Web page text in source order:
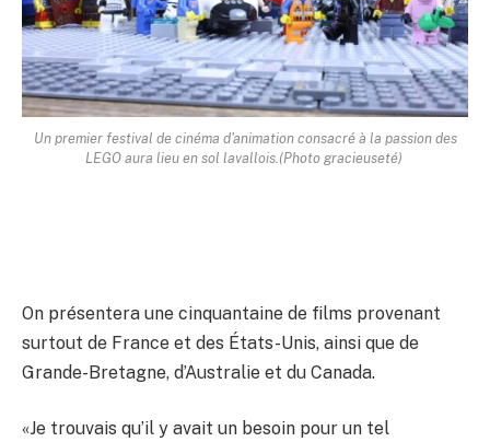
Un premier festival de cinéma d'animation consacré à la passion des
LEGO aura lieu en sol lavallois. (Photo gracieuseté)
On présentera une cinquantaine de films provenant
surtout de France et des États-Unis, ainsi que de
Grande-Bretagne, d’Australie et du Canada.
«Je trouvais qu’il y avait un besoin pour un tel